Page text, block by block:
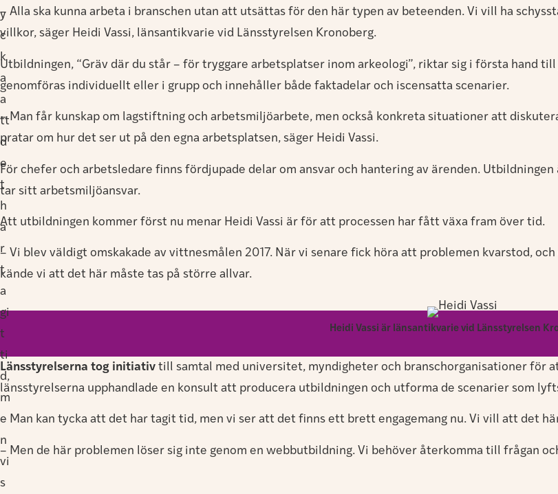
y
c
k
a
a
tt
d
e
t
h
a
r
t
a
gi
t
ti
d,
m
e
n
vi
s
– Alla ska kunna arbeta i branschen utan att utsättas för den här typen av beteenden. Vi vill ha
villkor, säger Heidi Vassi, länsantikvarie vid Länsstyrelsen Kronoberg.
Utbildningen, “Gräv där du står – för tryggare arbetsplatser inom arkeologi”, riktar sig i första hand
genomföras individuellt eller i grupp och innehåller både faktadelar och iscensatta scenarier.
– Man får kunskap om lagstiftning och arbetsmiljöarbete, men också konkreta situationer att
pratar om hur det ser ut på den egna arbetsplatsen, säger Heidi Vassi.
För chefer och arbetsledare finns fördjupade delar om ansvar och hantering av ärenden.
tar sitt arbetsmiljöansvar.
Att utbildningen kommer först nu menar Heidi Vassi är för att processen har fått växa fram över tid.
– Vi blev väldigt omskakade av vittnesmålen 2017. När vi senare fick höra att problemen kvarstod,
kände vi att det här måste tas på större allvar.
Heidi Vassi är länsantikvarie vid Länsstyrelsen
Länsstyrelserna tog initiativ till samtal med universitet, myndigheter och branschorganisationer för
länsstyrelserna upphandlade en konsult att producera utbildningen och utforma de scenarier som
– Man kan tycka att det har tagit tid, men vi ser att det finns ett brett engagemang nu. Vi vill att det
– Men de här problemen löser sig inte genom en webbutbildning. Vi behöver återkomma till frågan